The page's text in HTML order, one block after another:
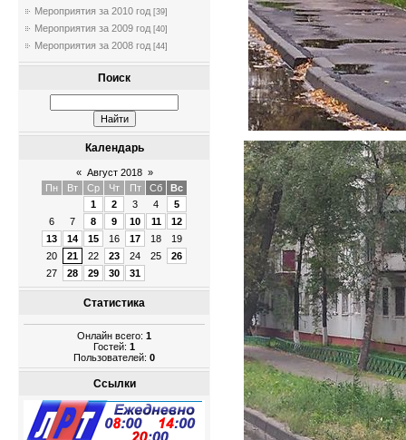
Мероприятия за 2010 год [39]
Мероприятия за 2009 год [40]
Мероприятия за 2008 год [44]
Поиск
Календарь
« Август 2018 »
Пн
Вт Ср Чт Пт Сб
Вс
1
2 3 4
5
6
7 8 9 10 11
12
13
14 15 16 17 18
19
20
21 22 23 24 25
26
27
28 29 30 31
Статистика
Онлайн всего: 1
Гостей: 1
Пользователей: 0
Ссылки